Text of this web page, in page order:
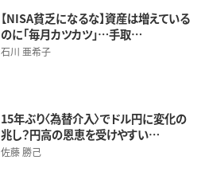
【NISA貧乏になるな】資産は増えている
のに「毎月カツカツ」…手取…
石川 亜希子
15年ぶり〈為替介入〉でドル円に変化の
兆し？円高の恩恵を受けやすい…
佐藤 勝己